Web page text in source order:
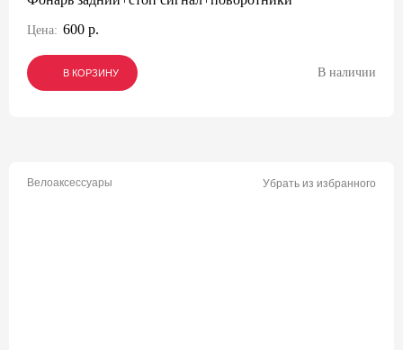
Цена: 600 р.
В КОРЗИНУ
В КОРЗИНУ
В КОРЗИНУ В наличии
Велоаксессуары Убрать из избранного